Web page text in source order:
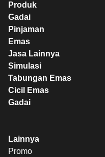
Produk
Gadai
Pinjaman
Emas
Jasa Lainnya
Simulasi
Tabungan Emas
Cicil Emas
Gadai
Lainnya
Promo